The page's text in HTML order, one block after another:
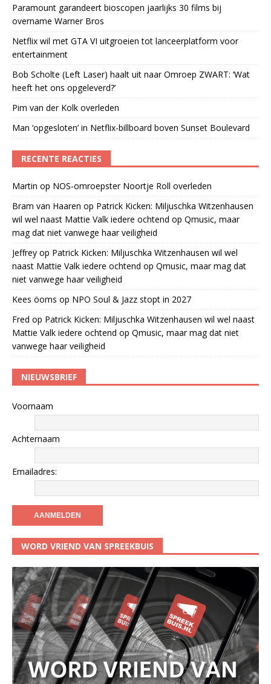
Paramount garandeert bioscopen jaarlijks 30 films bij
overname Warner Bros
Netflix wil met GTA VI uitgroeien tot lanceerplatform voor
entertainment
Bob Scholte (Left Laser) haalt uit naar Omroep ZWART: ‘Wat
heeft het ons opgeleverd?’
Pim van der Kolk overleden
Man ‘opgesloten’ in Netflix-billboard boven Sunset Boulevard
RECENTE REACTIES
Martin op NOS-omroepster Noortje Roll overleden
Bram van Haaren op Patrick Kicken: Miljuschka Witzenhausen
wil wel naast Mattie Valk iedere ochtend op Qmusic, maar
mag dat niet vanwege haar veiligheid
Jeffrey op Patrick Kicken: Miljuschka Witzenhausen wil wel
naast Mattie Valk iedere ochtend op Qmusic, maar mag dat
niet vanwege haar veiligheid
Kees öoms op NPO Soul & Jazz stopt in 2027
Fred op Patrick Kicken: Miljuschka Witzenhausen wil wel naast
Mattie Valk iedere ochtend op Qmusic, maar mag dat niet
vanwege haar veiligheid
NIEUWSBRIEF
Voornaam
Achternaam
Emailadres:
WORD VRIEND VAN SPREEKBUIS